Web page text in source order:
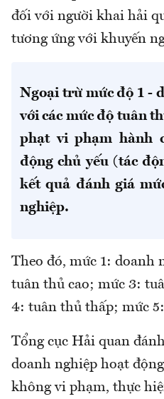
đối với người khai hải
tương ứng với khuyến
Ngoại trừ mức độ 1 -
với các mức độ tuân
phạt vi phạm hành
động chủ yếu (tác
kết quả đánh giá
nghiệp.
Theo đó, mức 1: doanh
tuân thủ cao; mức 3:
4: tuân thủ thấp; mức
Tổng cục Hải quan
doanh nghiệp hoạt
không vi phạm, thực